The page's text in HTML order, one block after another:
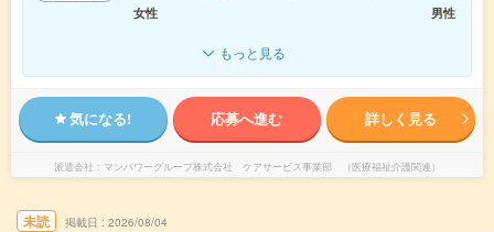
女性
男性
もっと見る
気になる! 応募へ進む 詳しく見る
派遣会社 マンパワーグループ株式会社 ケアサービス事業部 （医療福祉介護関連）
未読 掲載日 2026/08/04